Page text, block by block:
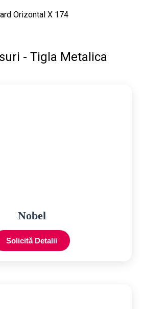
Orizontal X 174
- Tigla Metalica
Nobel
Solicită Detalii